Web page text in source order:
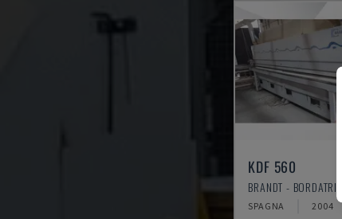
KDF 560
BRANDT - BORDATRICE
SPAGNA 2004